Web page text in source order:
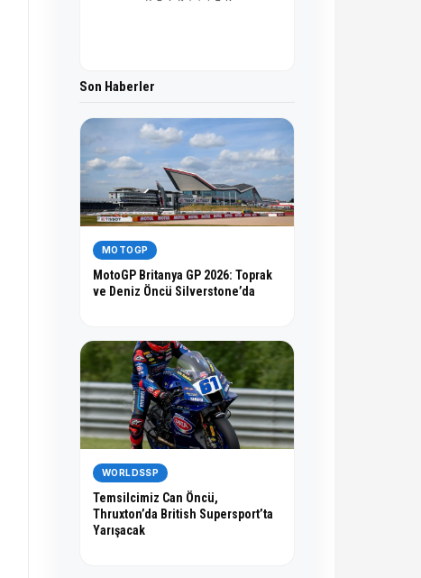
Son Haberler
MOTOGP
MotoGP Britanya GP 2026: Toprak
ve Deniz Öncü Silverstone’da
WORLDSSP
Temsilcimiz Can Öncü,
Thruxton’da British Supersport’ta
Yarışacak